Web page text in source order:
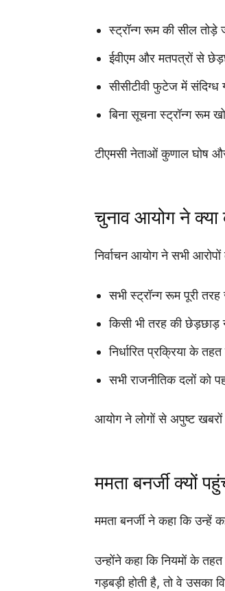
स्ट्रॉन्ग रूम की सील तोड़े
ईवीएम और मतपत्रों से
सीसीटीवी फुटेज में संदिग्ध
बिना सूचना स्ट्रॉन्ग रूम
टीएमसी नेताओं कुणाल घोष
चुनाव आयोग ने क्या
निर्वाचन आयोग ने सभी
सभी स्ट्रॉन्ग रूम पूरी
किसी भी तरह की छेड़छाड़
निर्धारित प्रक्रिया के
सभी राजनीतिक दलों को
आयोग ने लोगों से अपुष्ट
ममता बनर्जी क्यों
ममता बनर्जी ने कहा कि उन्हें
उन्होंने कहा कि नियमों के
गड़बड़ी होती है, तो वे उसका